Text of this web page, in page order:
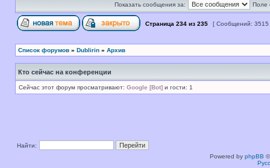
Показать сообщения за: Поле
Страница 234 из 235 [ Сообщений:
Список форумов » Dublirin » Архив
Кто сейчас на конференции
Сейчас этот форум просматривают: Google [Bot] и гости: 1
Найти:
Powered by phpBB